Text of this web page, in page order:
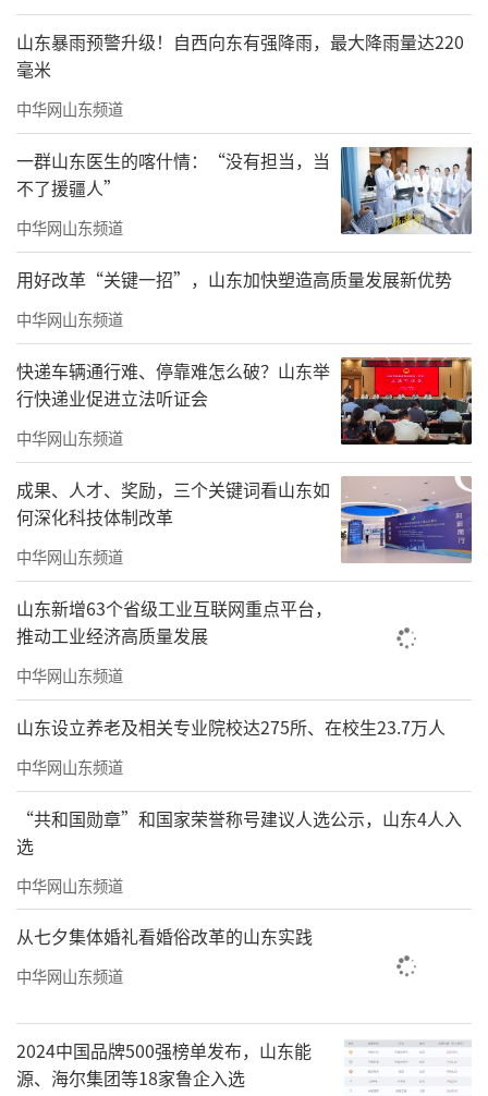
山东暴雨预警升级！自西向东有强降雨，最大降雨量达220
毫米
中华网山东频道
一群山东医生的喀什情：“没有担当，当
不了援疆人”
中华网山东频道
用好改革“关键一招”，山东加快塑造高质量发展新优势
中华网山东频道
快递车辆通行难、停靠难怎么破？山东举
行快递业促进立法听证会
中华网山东频道
成果、人才、奖励，三个关键词看山东如
何深化科技体制改革
中华网山东频道
山东新增63个省级工业互联网重点平台，
推动工业经济高质量发展
中华网山东频道
山东设立养老及相关专业院校达275所、在校生23.7万人
中华网山东频道
“共和国勋章”和国家荣誉称号建议人选公示，山东4人入
选
中华网山东频道
从七夕集体婚礼看婚俗改革的山东实践
中华网山东频道
2024中国品牌500强榜单发布，山东能
源、海尔集团等18家鲁企入选